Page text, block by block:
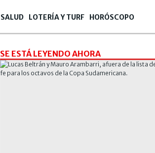
SALUD LOTERÍA Y TURF HORÓSCOPO
SE ESTÁ LEYENDO AHORA